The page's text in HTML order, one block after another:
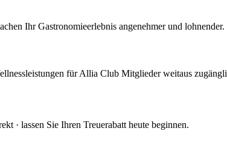
Ihr Gastronomieerlebnis angenehmer und lohnender.
für Allia Club Mitglieder weitaus
· lassen Sie Ihren Treuerabatt heute beginnen.